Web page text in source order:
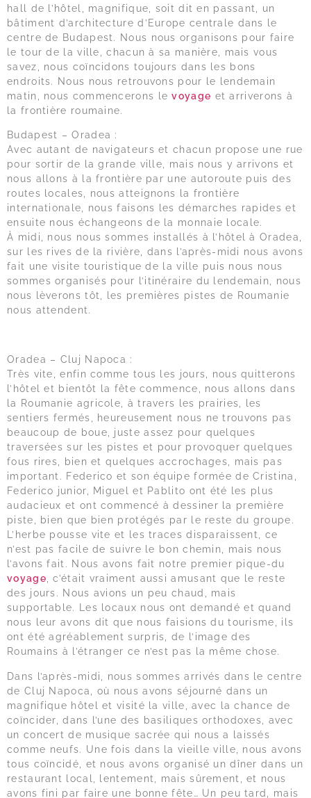
hall de l’hôtel, magnifique, soit dit en passant, un
bâtiment d’architecture d’Europe centrale dans le
centre de Budapest. Nous nous organisons pour faire
le tour de la ville, chacun à sa manière, mais vous
savez, nous coïncidons toujours dans les bons
endroits. Nous nous retrouvons pour le lendemain
matin, nous commencerons levoyage et arriverons à
la frontière roumaine.
Budapest – Oradea :
Avec autant de navigateurs et chacun propose une rue
pour sortir de la grande ville, mais nous y arrivons et
nous allons à la frontière par une autoroute puis des
routes locales, nous atteignons la frontière
internationale, nous faisons les démarches rapides et
ensuite nous échangeons de la monnaie locale.
À midi, nous nous sommes installés à l’hôtel à Oradea,
sur les rives de la rivière, dans l’après-midi nous avons
fait une visite touristique de la ville puis nous nous
sommes organisés pour l’itinéraire du lendemain, nous
nous lèverons tôt, les premières pistes de Roumanie
nous attendent.
Oradea – Cluj Napoca :
Très vite, enfin comme tous les jours, nous quitterons
l’hôtel et bientôt la fête commence, nous allons dans
la Roumanie agricole, à travers les prairies, les
sentiers fermés, heureusement nous ne trouvons pas
beaucoup de boue, juste assez pour quelques
traversées sur les pistes et pour provoquer quelques
fous rires, bien et quelques accrochages, mais pas
important. Federico et son équipe formée de Cristina,
Federico junior, Miguel et Pablito ont été les plus
audacieux et ont commencé à dessiner la première
piste, bien que bien protégés par le reste du groupe.
L’herbe pousse vite et les traces disparaissent, ce
n’est pas facile de suivre le bon chemin, mais nous
l’avons fait. Nous avons fait notre premier pique-du
voyage , c’était vraiment aussi amusant que le reste
des jours. Nous avions un peu chaud, mais
supportable. Les locaux nous ont demandé et quand
nous leur avons dit que nous faisions du tourisme, ils
ont été agréablement surpris, de l’image des
Roumains à l’étranger ce n’est pas la même chose.
Dans l’après-midi, nous sommes arrivés dans le centre
de Cluj Napoca, où nous avons séjourné dans un
magnifique hôtel et visité la ville, avec la chance de
coïncider, dans l’une des basiliques orthodoxes, avec
un concert de musique sacrée qui nous a laissés
comme neufs. Une fois dans la vieille ville, nous avons
tous coïncidé, et nous avons organisé un dîner dans un
restaurant local, lentement, mais sûrement, et nous
avons fini par faire une bonne fête… Un peu tard, mais